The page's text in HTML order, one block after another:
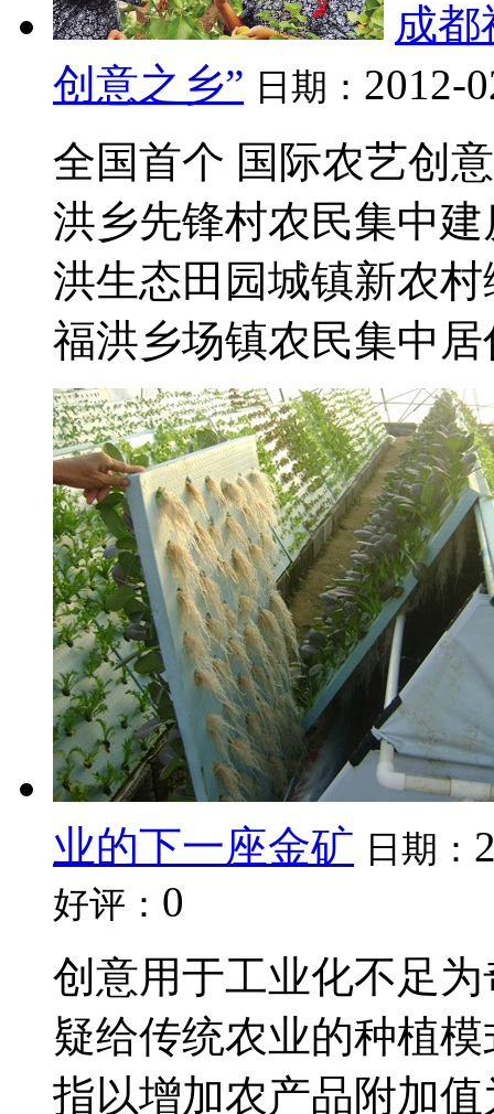
成都
创意之乡” 日期： 2012-
全国首个 国际农艺创
洪乡先锋村农民集中
洪生态田园城镇新农
福洪乡场镇农民集中居
业的下一座金矿 日期：
好评： 0
创意用于工业化不足
疑给传统农业的种植
指以增加农产品附加